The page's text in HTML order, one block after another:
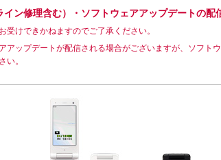
ン修理含む）・ソフトウェアアップデートの配
受けできかねますのでご了承ください。
アップデートが配信される場合がございますが、ソフト
い。